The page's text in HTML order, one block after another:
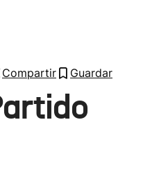
Lo último
Compartir Guardar